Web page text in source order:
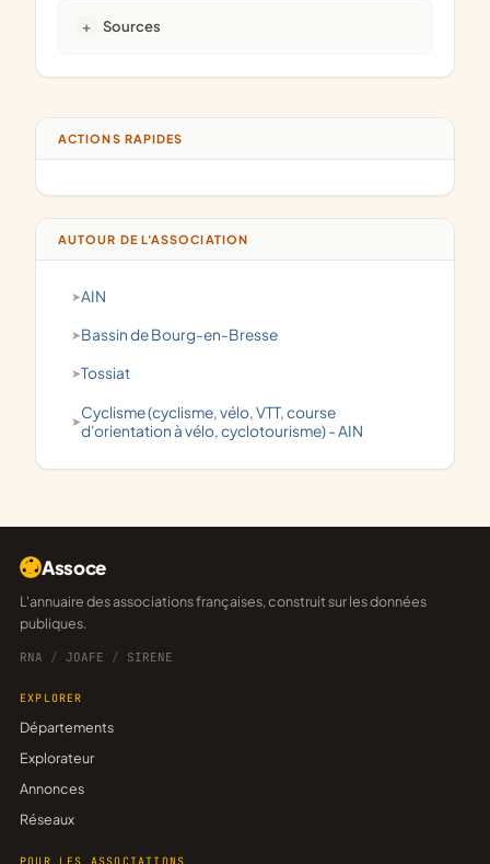
Sources
ACTIONS RAPIDES
AUTOUR DE L'ASSOCIATION
AIN
Bassin de Bourg-en-Bresse
Tossiat
Cyclisme (cyclisme, vélo, VTT, course
d'orientation à vélo, cyclotourisme) - AIN
Assoce
L'annuaire des associations françaises, construit sur les données
publiques.
RNA / JOAFE / SIRENE
EXPLORER
Départements
Explorateur
Annonces
Réseaux